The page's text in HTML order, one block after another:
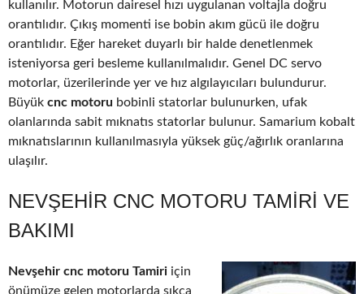
kullanılır. Motorun dairesel hızı uygulanan voltajla doğru
orantılıdır. Çıkış momenti ise bobin akım gücü ile doğru
orantılıdır. Eğer hareket duyarlı bir halde denetlenmek
isteniyorsa geri besleme kullanılmalıdır. Genel DC servo
motorlar, üzerilerinde yer ve hız algılayıcıları bulundurur.
Büyük cnc motoru bobinli statorlar bulunurken, ufak
olanlarında sabit mıknatıs statorlar bulunur. Samarium kobalt
mıknatıslarının kullanılmasıyla yüksek güç/ağırlık oranlarına
ulaşılır.
NEVŞEHIR CNC MOTORU TAMIRI VE
BAKIMI
Nevşehir cnc motoru Tamiri için
önümüze gelen motorlarda sıkça